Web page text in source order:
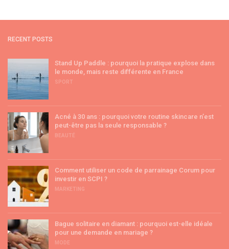
RECENT POSTS
Stand Up Paddle : pourquoi la pratique explose dans
le monde, mais reste différente en France
SPORT
Acné à 30 ans : pourquoi votre routine skincare n’est
peut-être pas la seule responsable ?
BEAUTÉ
Comment utiliser un code de parrainage Corum pour
investir en SCPI ?
MARKETING
Bague solitaire en diamant : pourquoi est-elle idéale
pour une demande en mariage ?
MODE